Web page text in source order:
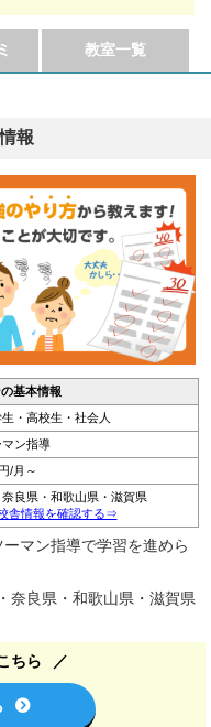
教室一覧
報
基本情報
・高校生・社会人
ン指導
/月～
良県・和歌山県・滋賀県
舎情報を確認する⇒
マン指導で学習を進めら
奈良県・和歌山県・滋賀県
ちら